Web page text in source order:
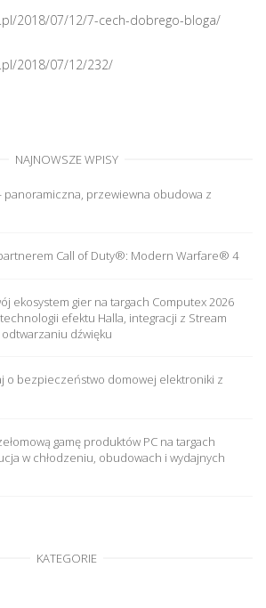
2018/07/12/7-cech-dobrego-bloga/
2018/07/12/232/
NAJNOWSZE WPISY
panoramiczna, przewiewna obudowa z
Call of Duty®: Modern Warfare® 4
ekosystem gier na targach Computex 2026
efektu Halla, integracji z Stream
dźwięku
o bezpieczeństwo domowej elektroniki z
gamę produktów PC na targach
w chłodzeniu, obudowach i wydajnych
KATEGORIE